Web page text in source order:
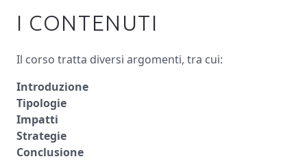
I CONTENUTI
Il corso tratta diversi argomenti, tra cui:
Introduzione
Tipologie
Impatti
Strategie
Conclusione